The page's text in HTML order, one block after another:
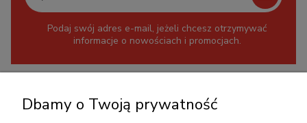
Podaj swój adres e-mail, jeżeli chcesz otrzymywać
informacje o nowościach i promocjach.
+48 717345566
Dbamy o Twoją prywatność